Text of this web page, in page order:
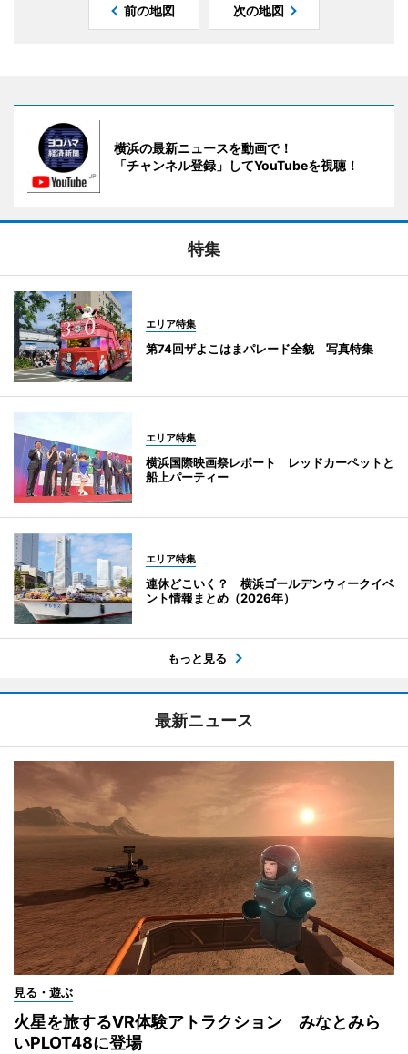
前の地図 次の地図
横浜の最新ニュースを動画で！
「チャンネル登録」してYouTubeを視聴！
特集
エリア特集
第74回ザよこはまパレード全貌 写真特集
エリア特集
横浜国際映画祭レポート レッドカーペットと
船上パーティー
エリア特集
連休どこいく？ 横浜ゴールデンウィークイベ
ント情報まとめ（2026年）
もっと見る
最新ニュース
見る・遊ぶ
火星を旅するVR体験アトラクション みなとみら
いPLOT48に登場